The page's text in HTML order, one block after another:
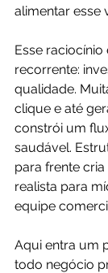
alimentar esse
Esse
recorrente:
qualidade.
clique e até
constrói um
saudável.
para frente
realista para
equipe
Aqui entra um
todo negócio